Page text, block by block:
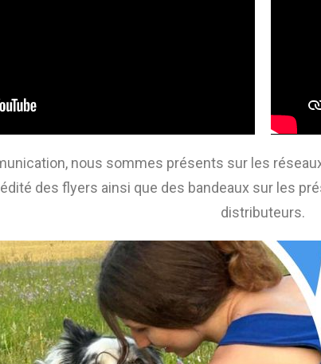
nous sommes présents sur les
des flyers ainsi que des bandeaux sur les
distributeurs.